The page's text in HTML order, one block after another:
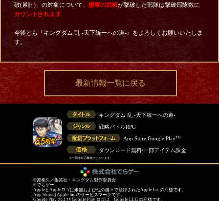
破(累計)」の対象について、 援軍の武将が撃破した部隊は撃破部隊数に
カウントされます
今後とも『キングダム 乱 -天下統一への道-』をよろしくお願いいたしま
す。
最新情報一覧に戻る
キングダム 乱 -天下統一への道-
戦略バトルRPG
App Store,Google Play™
ダウンロード無料/一部アイテム課金
※一部非対応機種がございます。
©原泰久／集英社・キングダム製作委員会
©でらゲー
AppleとAppleロゴは米国および他の国々で登録されたApple Inc.の商標です。
App StoreはApple Inc.のサービスマークです。
Google Play および Google Play ロゴは、Google LLC の商標です。